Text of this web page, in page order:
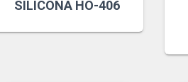
SILICONA HO-406